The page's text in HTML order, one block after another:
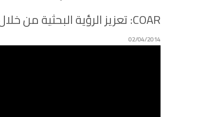
COAR: تعزيز الرؤية البحثية من خلال مستودعات الوصول الحر
02/04/2014